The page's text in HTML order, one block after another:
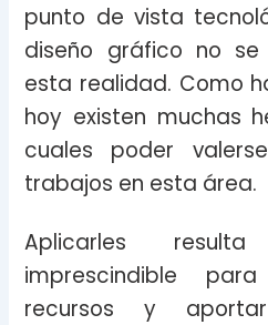
punto de vista
diseño gráfico no
esta realidad. Como
hoy existen muchas
cuales poder
trabajos en esta área.
Aplicarles resulta
imprescindible
recursos y